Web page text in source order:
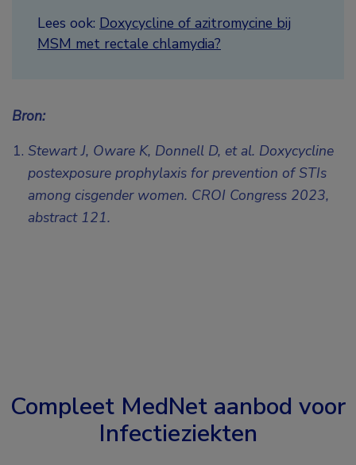
Lees ook: Doxycycline of azitromycine bij
MSM met rectale chlamydia?
Bron:
Stewart J, Oware K, Donnell D, et al. Doxycycline
postexposure prophylaxis for prevention of STIs
among cisgender women. CROI Congress 2023,
abstract 121.
Compleet MedNet aanbod voor
Infectieziekten